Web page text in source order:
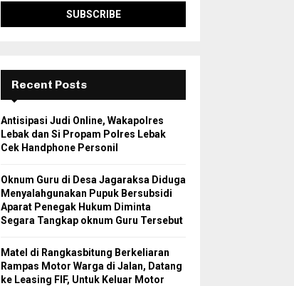
Recent Posts
Antisipasi Judi Online, Wakapolres
Lebak dan Si Propam Polres Lebak
Cek Handphone Personil
Oknum Guru di Desa Jagaraksa Diduga
Menyalahgunakan Pupuk Bersubsidi
Aparat Penegak Hukum Diminta
Segara Tangkap oknum Guru Tersebut
Matel di Rangkasbitung Berkeliaran
Rampas Motor Warga di Jalan, Datang
ke Leasing FIF, Untuk Keluar Motor